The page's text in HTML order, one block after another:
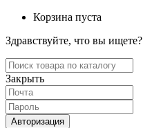
Корзина пуста
Здравствуйте, что вы ищете?
Закрыть
Авторизация